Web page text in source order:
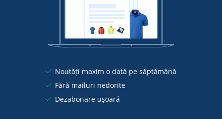
Noutăți maxim o dată pe săptămână
Fără mailuri nedorite
Dezabonare ușoară